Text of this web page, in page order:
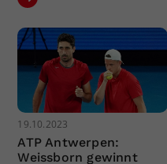
19.10.2023
ATP Antwerpen:
Weissborn gewinnt